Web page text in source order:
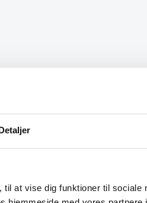
at vise dig funktioner til sociale
SPAR OP TIL 40%